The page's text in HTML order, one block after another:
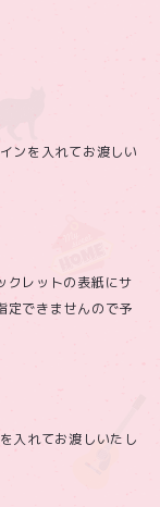
ンを入れてお渡しい
レットの表紙にサ
定できませんので予
入れてお渡しいたし